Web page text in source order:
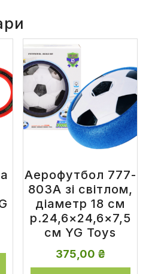
Аерофутбол 777-
803A зі світлом,
діаметр 18 см
р.24,6×24,6×7,5
см YG Toys
375,00 ₴